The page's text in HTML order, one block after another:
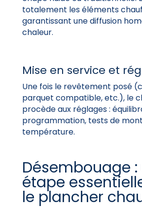
totalement les éléments
garantissant une diffusion
chaleur.
Mise en service et
Une fois le revêtement posé
parquet compatible, etc.), le
procède aux réglages :
programmation, tests de
température.
Désembouage :
étape
le plancher